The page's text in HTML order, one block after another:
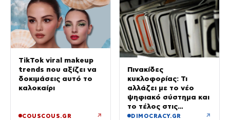
TikTok viral makeup
trends που αξίζει να
δοκιμάσεις αυτό το
καλοκαίρι
COUSCOUS.GR ↗
Πινακίδες
κυκλοφορίας: Τι
αλλάζει με το νέο
ψηφιακό σύστημα και
το τέλος στις
καθυστερήσεις
DIMOCRACY.GR ↗